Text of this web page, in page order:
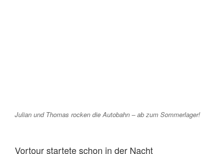
Julian und Thomas rocken die Autobahn – ab zum Sommerlager!
Vortour startete schon in der Nacht